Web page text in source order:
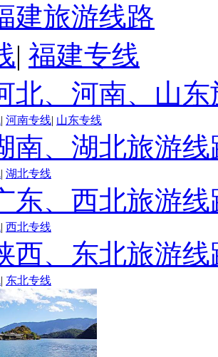
建旅游线路
| 福建专线
北、河南、山
| 河南专线| 山东专线
南、湖北旅游线
| 湖北专线
东、西北旅游线
| 西北专线
西、东北旅游线
| 东北专线